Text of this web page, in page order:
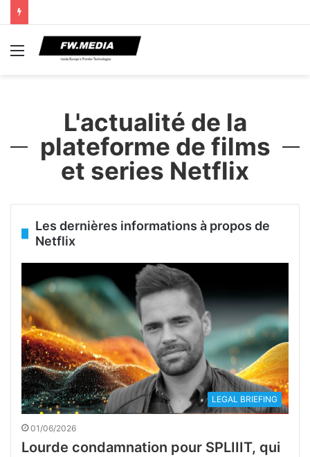
Menu
L'actualité de la
plateforme de films
et series Netflix
Les dernières informations à propos de
Netflix
LEGAL BRIEFING
01/06/2026
Lourde condamnation pour SPLIIIT, qui